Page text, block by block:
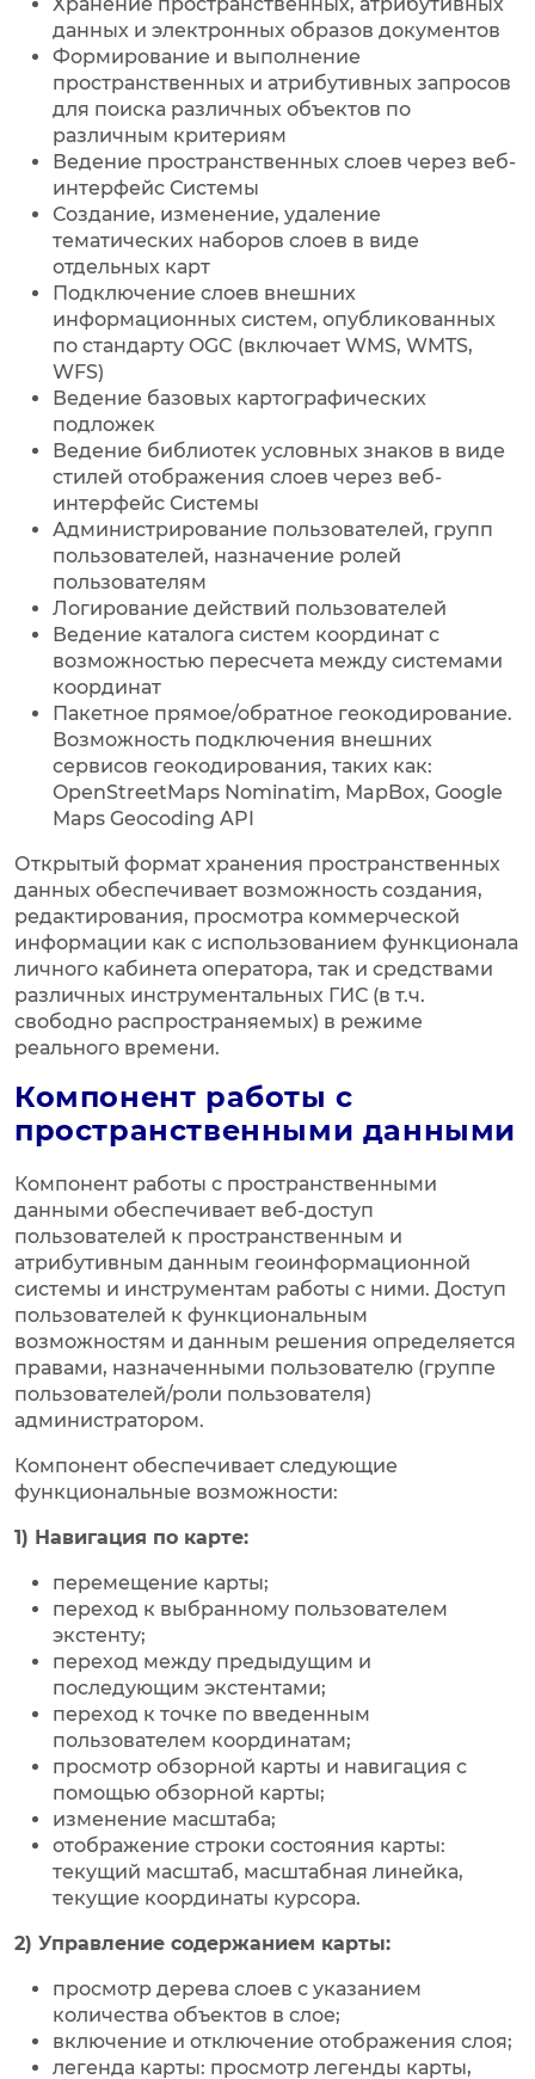
Хранение пространственных, атрибутивных
данных и электронных образов документов
Формирование и выполнение
пространственных и атрибутивных запросов
для поиска различных объектов по
различным критериям
Ведение пространственных слоев через веб-
интерфейс Системы
Создание, изменение, удаление
тематических наборов слоев в виде
отдельных карт
Подключение слоев внешних
информационных систем, опубликованных
по стандарту OGC (включает WMS, WMTS,
WFS)
Ведение базовых картографических
подложек
Ведение библиотек условных знаков в виде
стилей отображения слоев через веб-
интерфейс Системы
Администрирование пользователей, групп
пользователей, назначение ролей
пользователям
Логирование действий пользователей
Ведение каталога систем координат с
возможностью пересчета между системами
координат
Пакетное прямое/обратное геокодирование.
Возможность подключения внешних
сервисов геокодирования, таких как:
OpenStreetMaps Nominatim, MapBox, Google
Maps Geocoding API
Открытый формат хранения пространственных
данных обеспечивает возможность создания,
редактирования, просмотра коммерческой
информации как с использованием функционала
личного кабинета оператора, так и средствами
различных инструментальных ГИС (в т.ч.
свободно распространяемых) в режиме
реального времени.
Компонент работы с
пространственными данными
Компонент работы с пространственными
данными обеспечивает веб-доступ
пользователей к пространственным и
атрибутивным данным геоинформационной
системы и инструментам работы с ними. Доступ
пользователей к функциональным
возможностям и данным решения определяется
правами, назначенными пользователю (группе
пользователей/роли пользователя)
администратором.
Компонент обеспечивает следующие
функциональные возможности:
1) Навигация по карте:
перемещение карты;
переход к выбранному пользователем
экстенту;
переход между предыдущим и
последующим экстентами;
переход к точке по введенным
пользователем координатам;
просмотр обзорной карты и навигация с
помощью обзорной карты;
изменение масштаба;
отображение строки состояния карты:
текущий масштаб, масштабная линейка,
текущие координаты курсора.
2) Управление содержанием карты:
просмотр дерева слоев с указанием
количества объектов в слое;
включение и отключение отображения слоя;
легенда карты: просмотр легенды карты,